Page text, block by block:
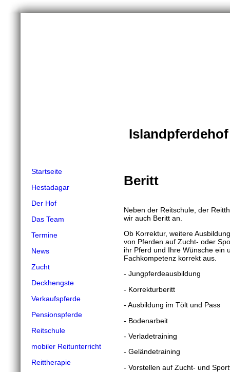
Startseite
Hestadagar
Der Hof
Das Team
Termine
News
Zucht
Deckhengste
Verkaufspferde
Pensionspferde
Reitschule
mobiler Reitunterricht
Reittherapie
Beritt
Neben der Reitschule, der
wir auch Beritt an.
Ob Korrektur, weitere
von Pferden auf Zucht- oder
ihr Pferd und Ihre Wünsche ein
Fachkompetenz korrekt aus.
- Jungpferdeausbildung
- Korrekturberitt
- Ausbildung im Tölt und Pass
- Bodenarbeit
- Verladetraining
- Geländetraining
- Vorstellen auf Zucht- und